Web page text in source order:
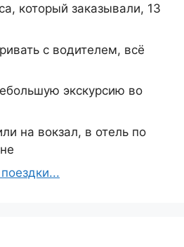
который заказывали, 13
с водителем, всё
экскурсию во
на вокзал, в отель по